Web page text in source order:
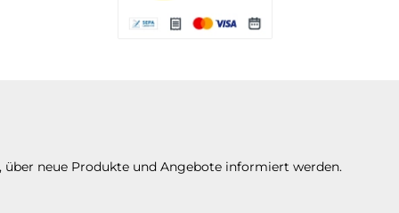
neue Produkte und Angebote informiert werden.